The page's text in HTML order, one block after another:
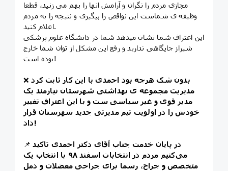
مجازی مردم را نگران و آرامش انها را بهم می زنید، قطعا
وظیفه ی شماست این نواقص را پیگیری و نتیجه را به مردم
اعلام کنید.
این اعتراف شما نشان میدهد شما در دانشگاه علوم پزشکی
شیراز جایگاهی ندارید و رفع این مشکل از توان شما خارج
بوده است!
❌بدون شک هرچه بود احمدی با این کار ثابت کرد
مدیریت مجموعه ی بهداشتی شهرستان نیازمند یک
مدیر قوی و غیر سیاسی ست و با این اعتراف تغییر
خودش را در اولویت تیم مدیرتی جدید شهرستان قرار
داد!
📌در پایان خدمت جناب آقای دکتر احمدی تاکید
می‌کنیم مردم در انتخابات اسفند ۹۸ با انتخاب یک
متخصص و جراح، رسما برای جراحی معضلات و دمل